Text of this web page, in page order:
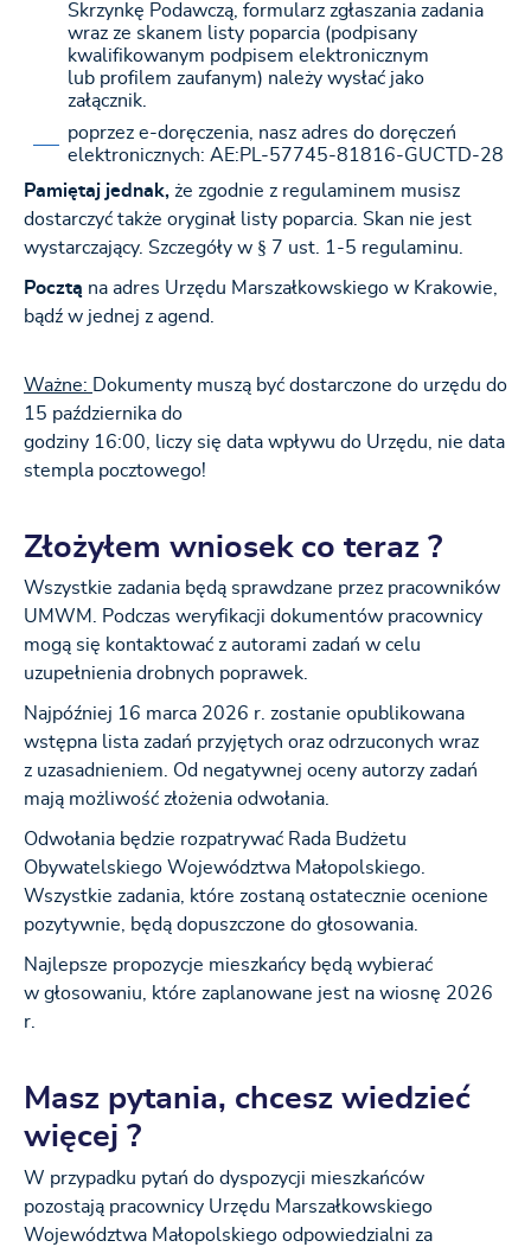
Skrzynkę Podawczą, formularz zgłaszania zadania
wraz ze skanem listy poparcia (podpisany
kwalifikowanym podpisem elektronicznym
lub profilem zaufanym) należy wysłać jako
załącznik.
poprzez e-doręczenia, nasz adres do doręczeń
elektronicznych: AE:PL-57745-81816-GUCTD-28
Pamiętaj jednak, że zgodnie z regulaminem musisz
dostarczyć także oryginał listy poparcia. Skan nie jest
wystarczający. Szczegóły w § 7 ust. 1-5 regulaminu.
Pocztą na adres Urzędu Marszałkowskiego w Krakowie,
bądź w jednej z agend.
Ważne:
Dokumenty muszą być dostarczone do urzędu do
15 października do
godziny 16:00, liczy się data wpływu do Urzędu, nie data
stempla pocztowego!
Złożyłem wniosek co teraz ?
Wszystkie zadania będą sprawdzane przez pracowników
UMWM. Podczas weryfikacji dokumentów pracownicy
mogą się kontaktować z autorami zadań w celu
uzupełnienia drobnych poprawek.
Najpóźniej 16 marca 2026 r. zostanie opublikowana
wstępna lista zadań przyjętych oraz odrzuconych wraz
z uzasadnieniem. Od negatywnej oceny autorzy zadań
mają możliwość złożenia odwołania.
Odwołania będzie rozpatrywać Rada Budżetu
Obywatelskiego Województwa Małopolskiego.
Wszystkie zadania, które zostaną ostatecznie ocenione
pozytywnie, będą dopuszczone do głosowania.
Najlepsze propozycje mieszkańcy będą wybierać
w głosowaniu, które zaplanowane jest na wiosnę 2026
r.
Masz pytania, chcesz wiedzieć
więcej ?
W przypadku pytań do dyspozycji mieszkańców
pozostają pracownicy Urzędu Marszałkowskiego
Województwa Małopolskiego odpowiedzialni za